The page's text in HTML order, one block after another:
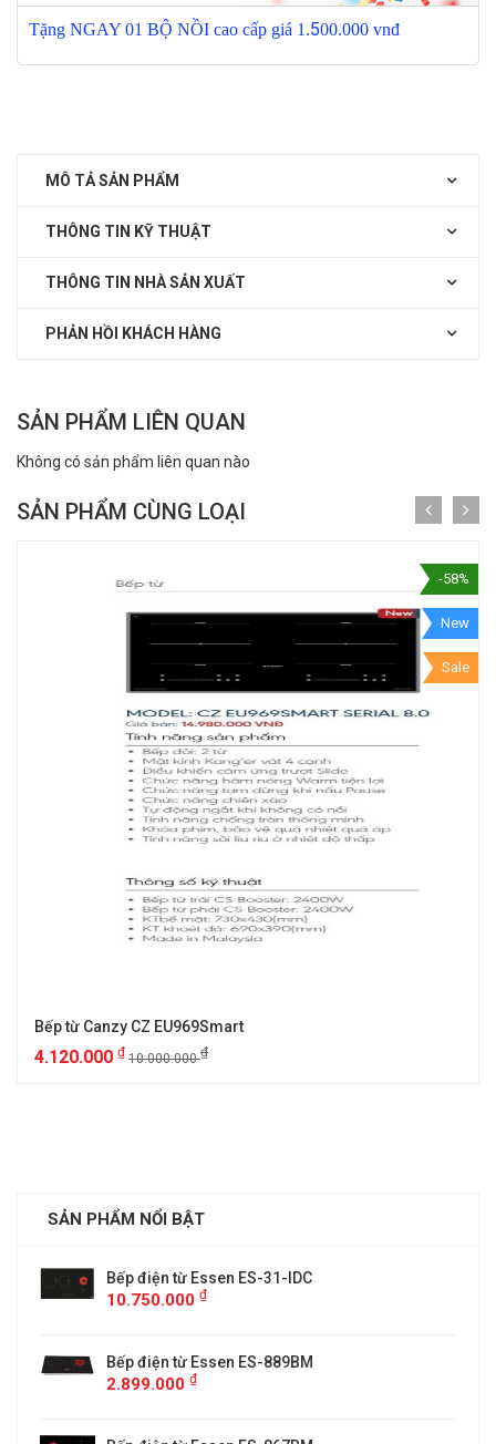
Tặng NGAY 01 BỘ NỒI cao cấp giá 1.500.000 vnđ
MÔ TẢ SẢN PHẨM
THÔNG TIN KỸ THUẬT
THÔNG TIN NHÀ SẢN XUẤT
PHẢN HỒI KHÁCH HÀNG
SẢN PHẨM LIÊN QUAN
Không có sản phẩm liên quan nào
SẢN PHẨM CÙNG LOẠI
-58%
New
Sale
Bếp từ Canzy CZ EU969Smart
4.120.000 ₫ 10.000.000₫
SẢN PHẨM NỔI BẬT
Bếp điện từ Essen ES-31-IDC
10.750.000 ₫
Bếp điện từ Essen ES-889BM
2.899.000 ₫